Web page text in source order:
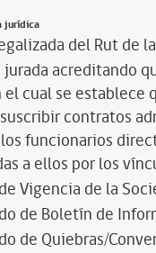
jurídica
del Rut de
acreditando
el cual se
contratos
funcionarios
a ellos por los
Vigencia de la
de Boletín de
de Quiebras/